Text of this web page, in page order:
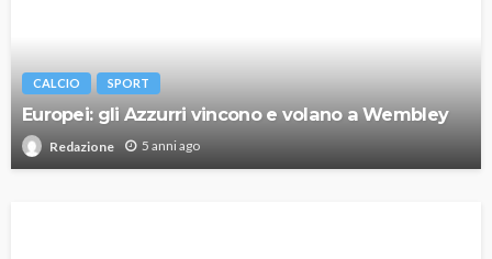
CALCIO SPORT
Europei: gli Azzurri vincono e volano a Wembley
Redazione 5 anni ago